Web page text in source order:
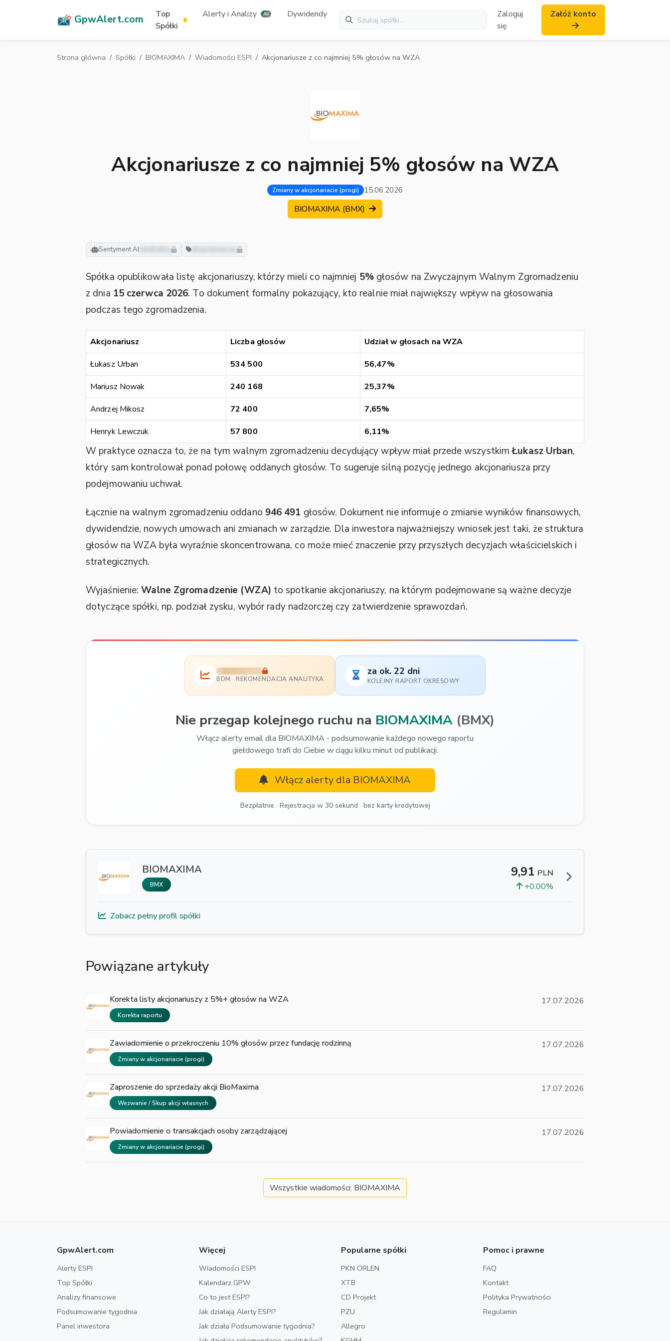
GpwAlert.com
Top
Spółki
Alerty i Analizy AI Dywidendy
Zaloguj
się
Załóż konto
Strona główna Spółki BIOMAXIMA Wiadomości ESPI Akcjonariusze z co najmniej 5% głosów na WZA
Akcjonariusze z co najmniej 5% głosów na WZA
Zmiany w akcjonariacie (progi) 15.06.2026
BIOMAXIMA (BMX)
Sentyment AI: neutralny akcjonariusze
Spółka opublikowała listę akcjonariuszy, którzy mieli co najmniej 5%głosów na Zwyczajnym Walnym Zgromadzeniu
z dnia 15 czerwca 2026. To dokument formalny pokazujący, kto realnie miał największy wpływ na głosowania
podczas tego zgromadzenia.
Akcjonariusz Liczba głosów Udział w głosach na WZA
Łukasz Urban 534 500 56,47%
Mariusz Nowak 240 168 25,37%
Andrzej Mikosz 72 400 7,65%
Henryk Lewczuk 57 800 6,11%
W praktyce oznacza to, że na tym walnym zgromadzeniu decydujący wpływ miał przede wszystkimŁukasz Urban,
który sam kontrolował ponad połowę oddanych głosów. To sugeruje silną pozycję jednego akcjonariusza przy
podejmowaniu uchwał.
Łącznie na walnym zgromadzeniu oddano 946 491 głosów. Dokument nie informuje o zmianie wyników finansowych,
dywidendzie, nowych umowach ani zmianach w zarządzie. Dla inwestora najważniejszy wniosek jest taki, że struktura
głosów na WZA była wyraźnie skoncentrowana, co może mieć znaczenie przy przyszłych decyzjach właścicielskich i
strategicznych.
Wyjaśnienie:Walne Zgromadzenie (WZA) to spotkanie akcjonariuszy, na którym podejmowane są ważne decyzje
dotyczące spółki, np. podział zysku, wybór rady nadzorczej czy zatwierdzenie sprawozdań.
BDM · REKOMENDACJA ANALITYKA
za ok. 22 dni
KOLEJNY RAPORT OKRESOWY
Nie przegap kolejnego ruchu na BIOMAXIMA (BMX)
Włącz alerty email dla BIOMAXIMA - podsumowanie każdego nowego raportu
giełdowego trafi do Ciebie w ciągu kilku minut od publikacji.
Włącz alerty dla BIOMAXIMA
Bezpłatnie · Rejestracja w 30 sekund · bez karty kredytowej
BIOMAXIMA
BMX
9,91 PLN
+0.00%
Zobacz pełny profil spółki
Powiązane artykuły
Korekta listy akcjonariuszy z 5%+ głosów na WZA
Korekta raportu
17.07.2026
Zawiadomienie o przekroczeniu 10% głosów przez fundację rodzinną
Zmiany w akcjonariacie (progi)
17.07.2026
Zaproszenie do sprzedaży akcji BioMaxima
Wezwanie / Skup akcji własnych
17.07.2026
Powiadomienie o transakcjach osoby zarządzającej
Zmiany w akcjonariacie (progi)
17.07.2026
Wszystkie wiadomości: BIOMAXIMA
GpwAlert.com
Alerty ESPI
Top Spółki
Analizy finansowe
Podsumowanie tygodnia
Panel inwestora
Więcej
Wiadomości ESPI
Kalendarz GPW
Co to jest ESPI?
Jak działają Alerty ESPI?
Jak działa Podsumowanie tygodnia?
Popularne spółki
PKN ORLEN
XTB
CD Projekt
PZU
Allegro
Pomoc i prawne
FAQ
Kontakt
Polityka Prywatności
Regulamin